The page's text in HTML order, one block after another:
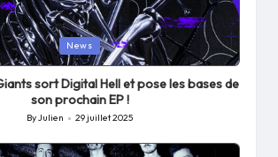
News
sort Digital Hell et pose les bases de
son prochain EP !
Posted
by
ByJulien 29 juillet 2025